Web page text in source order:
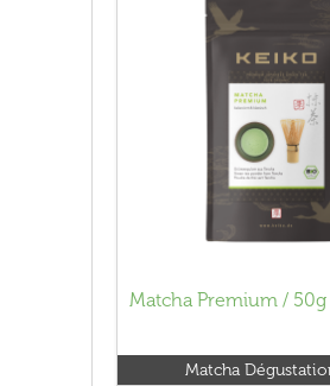
Matcha Premium / 50g
Matcha